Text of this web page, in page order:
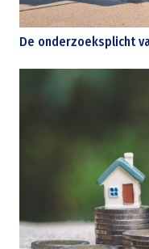
De onderzoeksplicht